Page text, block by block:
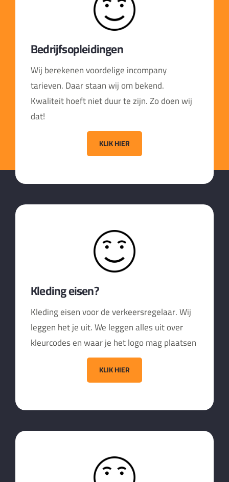
Bedrijfsopleidingen
Wij berekenen voordelige incompany
tarieven. Daar staan wij om bekend.
Kwaliteit hoeft niet duur te zijn. Zo doen wij
dat!
KLIK HIER
Kleding eisen?
Kleding eisen voor de verkeersregelaar. Wij
leggen het je uit. We leggen alles uit over
kleurcodes en waar je het logo mag plaatsen
KLIK HIER